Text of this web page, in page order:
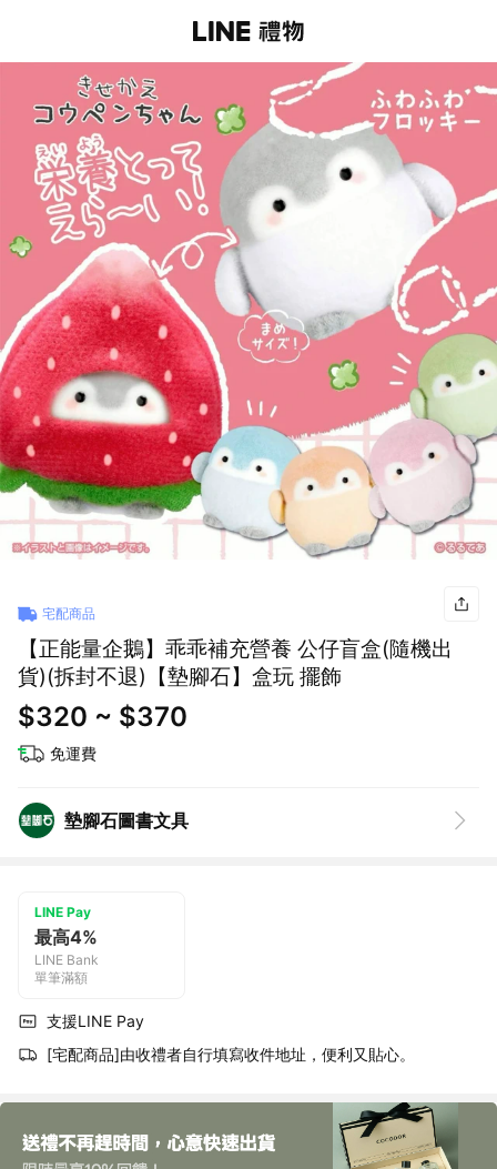
宅配商品
【正能量企鵝】乖乖補充營養 公仔盲盒(隨機出
貨)(拆封不退)【墊腳石】盒玩 擺飾
$320 ~ $370
免運費
墊腳石圖書文具
LINE Pay
最高4%
LINE Bank
單筆滿額
支援LINE Pay
[宅配商品]由收禮者自行填寫收件地址，便利又貼心。